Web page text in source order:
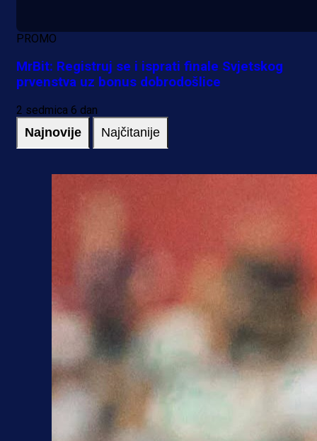
PROMO
MrBit: Registruj se i isprati finale Svjetskog
prvenstva uz bonus dobrodošlice
2 sedmica 6 dan
Najnovije Najčitanije